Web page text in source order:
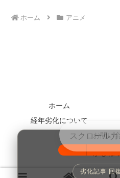
ホーム アニメ
ホーム
経年劣化について
お問い
© 2005 かじね
劣化記事 回